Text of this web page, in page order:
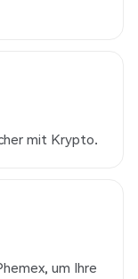
mit Krypto.
um Ihre